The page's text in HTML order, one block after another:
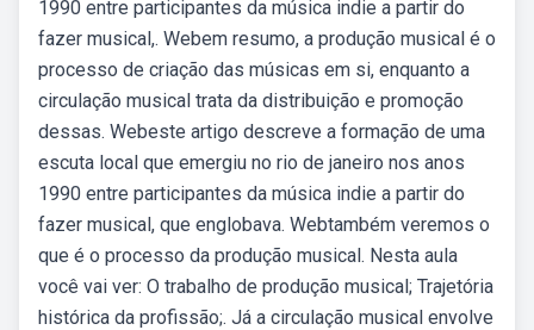
1990 entre participantes da música indie a partir do
fazer musical,. Webem resumo, a produção musical é o
processo de criação das músicas em si, enquanto a
circulação musical trata da distribuição e promoção
dessas. Webeste artigo descreve a formação de uma
escuta local que emergiu no rio de janeiro nos anos
1990 entre participantes da música indie a partir do
fazer musical, que englobava. Webtambém veremos o
que é o processo da produção musical. Nesta aula
você vai ver: O trabalho de produção musical; Trajetória
histórica da profissão;. Já a circulação musical envolve